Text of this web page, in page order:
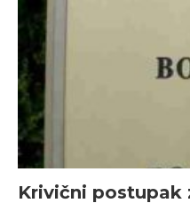
Krivični postupak